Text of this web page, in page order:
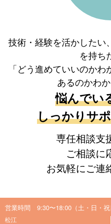
技術・経験を活かしたい
を持ち
「どう進めていいのか
あるのかわ
悩んでい
しっかりサ
専任相談支
ご相談に
お気軽にご連
営業時間 9:30〜18:00（土・日・祝
松江